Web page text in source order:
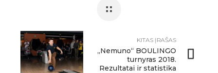
KITAS ĮRAŠAS
„Nemuno“ BOULINGO
turnyras 2018.
Rezultatai ir statistika